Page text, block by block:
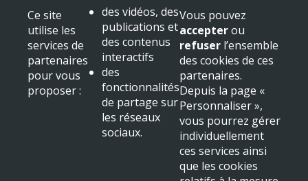
Fermeture bibliothèque
Congès
+ voir toutes les actualités
Mairie de Beaulieu sur Dordogne
Place Albert
19120 Beaulieu sur Dordogne
NOUS LOCALISER
Ce site
utilise les
services de
partenaires
pour vous
proposer :
des vidéos, des
publications et
des contenus
interactifs
des
fonctionnalités
de partage sur
les réseaux
sociaux.
Vous pouvez
accepterou
refuser l’ensemble
des cookies de ces
partenaires.
Depuis la page «
Personnaliser »,
vous pourrez gérer
individuellement
ces services ainsi
que les cookies